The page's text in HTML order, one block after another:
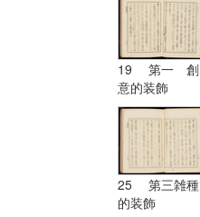
19 第一 創
意的装飾
25 第三雑種
的装飾